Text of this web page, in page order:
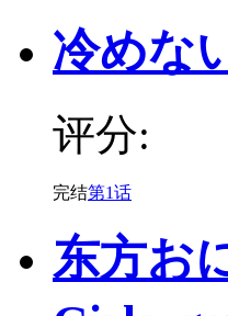
冷めな
评分:
完结第1话
东方お